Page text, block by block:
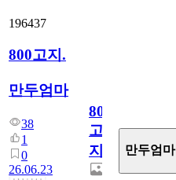
196437
800고지.
만두엄마
38
1
0
26.06.23
800
고
지.
만두엄마